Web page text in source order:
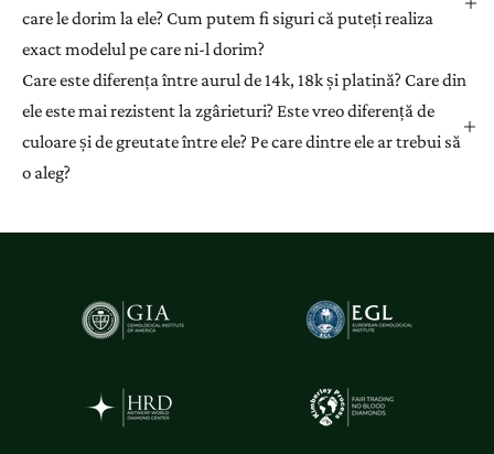
care le dorim la ele? Cum putem fi siguri că puteți realiza
exact modelul pe care ni-l dorim?
Care este diferența între aurul de 14k, 18k și platină? Care din
ele este mai rezistent la zgârieturi? Este vreo diferență de
culoare și de greutate între ele? Pe care dintre ele ar trebui să
o aleg?